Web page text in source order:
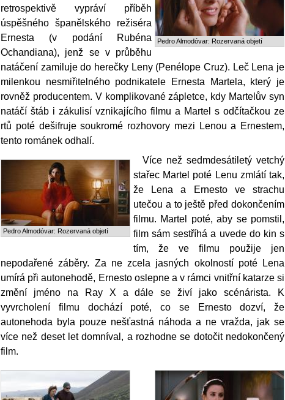
Pedro Almodóvar: Rozervaná objetí
retrospektivě vypráví příběh
úspěšného španělského režiséra
Ernesta (v podání Rubéna
Ochandiana), jenž se v průběhu
natáčení zamiluje do herečky Leny (Penélope Cruz). Leč Lena je
milenkou nesmiřitelného podnikatele Ernesta Martela, který je
rovněž producentem. V komplikované zápletce, kdy Martelův syn
natáčí štáb i zákulisí vznikajícího filmu a Martel s odčítačkou ze
rtů poté dešifruje soukromé rozhovory mezi Lenou a Ernestem,
tento románek odhalí.
Pedro Almodóvar: Rozervaná objetí
Více než sedmdesátiletý vetchý
stařec Martel poté Lenu zmlátí tak,
že Lena a Ernesto ve strachu
utečou a to ještě před dokončením
filmu. Martel poté, aby se pomstil,
film sám sestříhá a uvede do kin s
tím, že ve filmu použije jen
nepodařené záběry. Za ne zcela jasných okolností poté Lena
umírá při autonehodě, Ernesto oslepne a v rámci vnitřní katarze si
změní jméno na Ray X a dále se živí jako scénárista. K
vyvrcholení filmu dochází poté, co se Ernesto dozví, že
autonehoda byla pouze nešťastná náhoda a ne vražda, jak se
více než deset let domníval, a rozhodne se dotočit nedokončený
film.